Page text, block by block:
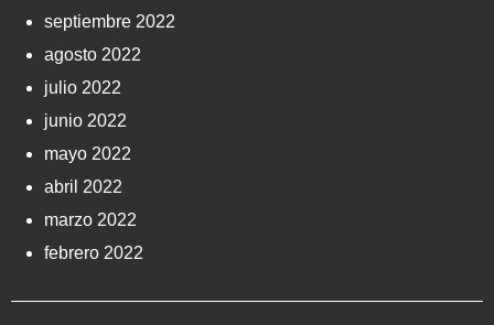
septiembre 2022
agosto 2022
julio 2022
junio 2022
mayo 2022
abril 2022
marzo 2022
febrero 2022